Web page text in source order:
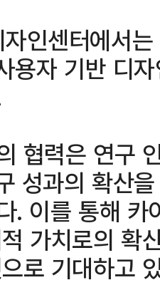
인센터에서
용자 기반 디
협력은 연구
성과의 확산
. 이를 통해
가치로의 확
로 기대하고